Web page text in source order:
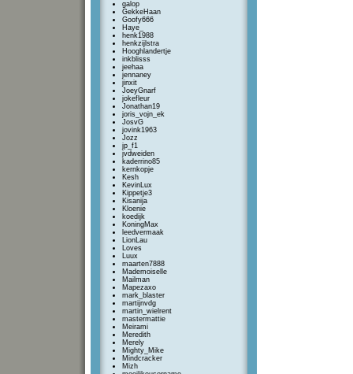
galop
GekkeHaan
Goofy666
Haye_
henk1988
henkzijlstra
Hooghlandertje
inkblisss
jeehaa
jennaney
jinxit
JoeyGnarf
jokefleur
Jonathan19
joris_vojn_ek
JosvG
jovink1963
Jozz
jp_f1
jvdweiden
kaderrino85
kernkopje
Kesh
KevinLux
Kippetje3
Kisanija
Kloenie
koedijk
KoningMax
leedvermaak
LionLau
Loves
Luux
maarten7888
Mademoiselle
Mailman
Mapezaxo
mark_blaster
martijnvdg
martin_wielrent
mastermattie
Meirami
Meredith
Merely
Mighty_Mike
Mindcracker
Mizh